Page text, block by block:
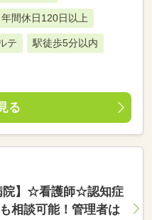
年間休日120日以上
テ 駅徒歩5分以内
る
院】☆看護師☆認知症
相談可能！管理者は